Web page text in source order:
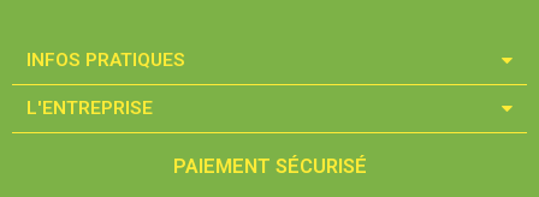
INFOS PRATIQUES​
L'ENTREPRISE​
PAIEMENT SÉCURISÉ